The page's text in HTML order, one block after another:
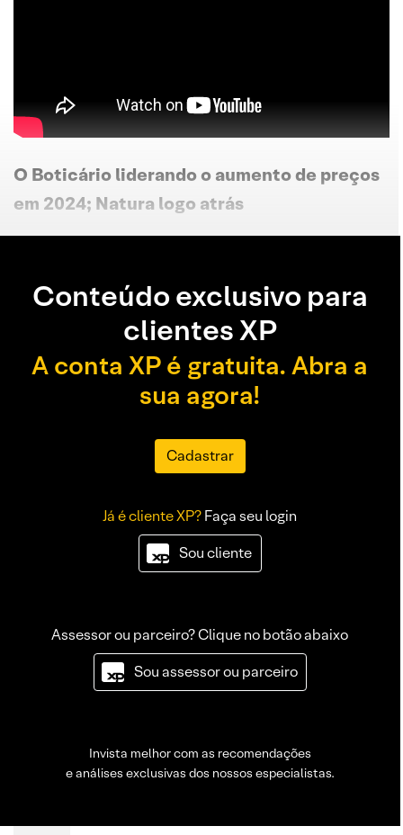
O Boticário liderando o aumento de preços
em 2024; Natura logo atrás
Conteúdo exclusivo para
clientes XP
A conta XP é gratuita. Abra a
sua agora!
Cadastrar
Já é cliente XP?Faça seu login
Sou cliente
Assessor ou parceiro? Clique no botão abaixo
Sou assessor ou parceiro
Invista melhor com as recomendações
e análises exclusivas dos nossos especialistas.